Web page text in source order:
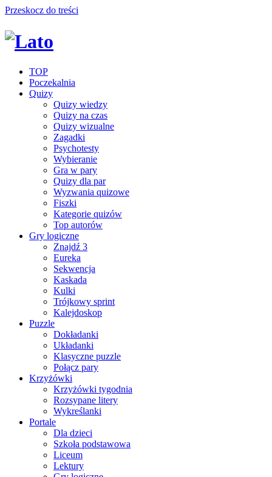
Przeskocz do treści
TOP
Poczekalnia
Quizy
Quizy wiedzy
Quizy na czas
Quizy wizualne
Zagadki
Psychotesty
Wybieranie
Gra w pary
Quizy dla par
Wyzwania quizowe
Fiszki
Kategorie quizów
Top autorów
Gry logiczne
Znajdź 3
Eureka
Sekwencja
Kaskada
Kulki
Trójkowy sprint
Kalejdoskop
Puzzle
Dokładanki
Układanki
Klasyczne puzzle
Połącz pary
Krzyżówki
Krzyżówki tygodnia
Rozsypane litery
Wykreślanki
Portale
Dla dzieci
Szkoła podstawowa
Liceum
Lektury